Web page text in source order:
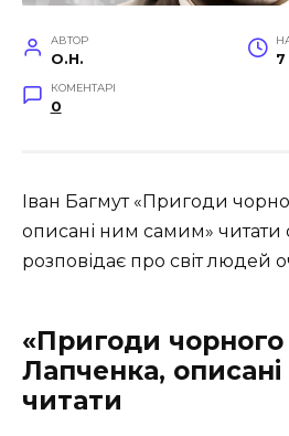
АВТОР
O.H. 7
КОМЕНТАРІ
0
Іван Багмут «Пригоди
описані ним самим» читати
розповідає про світ людей
«Пригоди чорного
Лапченка,
читати